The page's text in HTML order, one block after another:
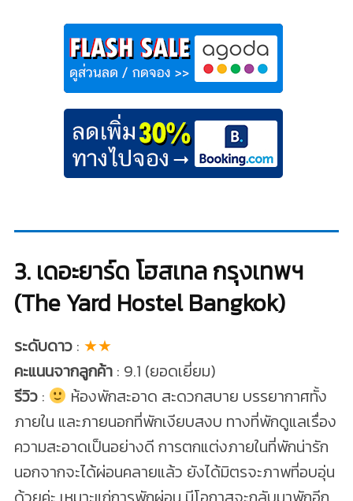
3. เดอะยาร์ด โฮสเทล กรุงเทพฯ
(The Yard Hostel Bangkok)
ระดับดาว: ★★
คะแนนจากลูกค้า: 9.1 (ยอดเยี่ยม)
รีวิว:
ห้องพักสะอาด สะดวกสบาย บรรยากาศทั้ง
ภายใน และภายนอกที่พักเงียบสงบ ทางที่พักดูแลเรื่อง
ความสะอาดเป็นอย่างดี การตกแต่งภายในที่พักน่ารัก
นอกจากจะได้ผ่อนคลายแล้ว ยังได้มิตรจะภาพที่อบอุ่น